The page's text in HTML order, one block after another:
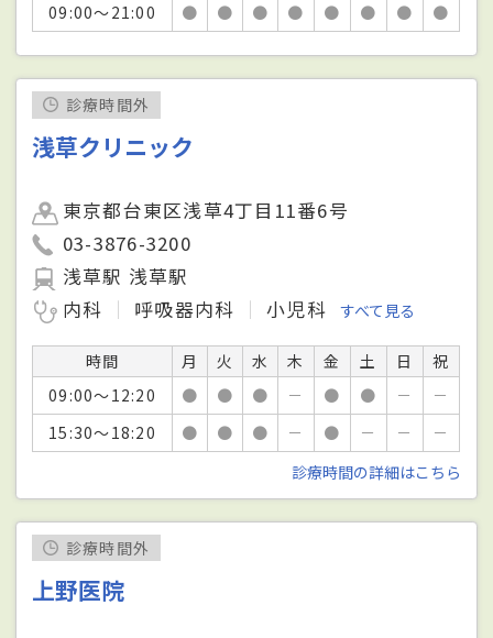
09:00～21:00
● ● ● ● ● ● ● ●
診療時間外
浅草クリニック
東京都台東区浅草4丁目11番6号
03-3876-3200
浅草駅 浅草駅
内科
呼吸器内科 小児科 すべて見る
時間 月 火 水 木 金 土 日
祝
09:00～12:20
● ● ● － ● ● －
－
15:30～18:20
● ● ● － ● － －
－
診療時間の詳細はこちら
診療時間外
上野医院